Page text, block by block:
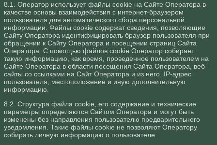
8.1. Оператор использует файлы cookie на Сайте Оператора в
качестве основы взаимодействия с интернет-браузером
пользователя для автоматического сбора персональной
информации. Файлы cookie содержат сведения, позволяющие
Сайту Оператора идентифицировать браузер пользователя при
обращении к Сайту Оператора и посещении страниц Сайта
Оператора. С помощью файлов cookie Оператор собирает
такую информацию, как время, проведенное пользователем на
Сайте Оператора в области посещения Сайта Оператора, веб-
сайты со ссылками на Сайт Оператора и из него, IP-адрес
пользователя, местоположение и иную дополнительную
информацию.
8.2. Структура файла cookie, его содержание и технические
параметры определяются Сайтом Оператора и могут быть
изменены без направления пользователю предварительного
уведомления. Такие файлы cookie не позволяют Оператору
собирать личную информацию о пользователе.